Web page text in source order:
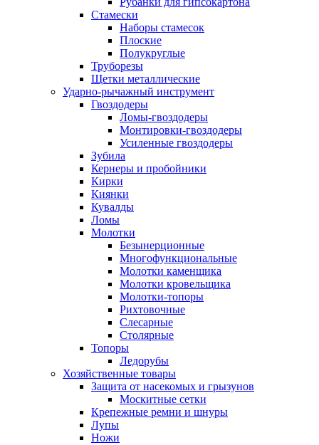
Стамески
Наборы стамесок
Плоские
Полукруглые
Труборезы
Щетки металлические
Ударно-рычажный инструмент
Гвоздодеры
Ломы-гвоздодеры
Монтировки-гвоздодеры
Усиленные гвоздодеры
Зубила
Кернеры и пробойники
Кирки
Киянки
Кувалды
Ломы
Молотки
Безынерционные
Многофункциональные
Молотки каменщика
Молотки кровельщика
Молотки-топоры
Рихтовочные
Слесарные
Столярные
Топоры
Ледорубы
Хозяйственные товары
Защита от насекомых и грызунов
Москитные сетки
Крепежные ремни и шнуры
Лупы
Ножи